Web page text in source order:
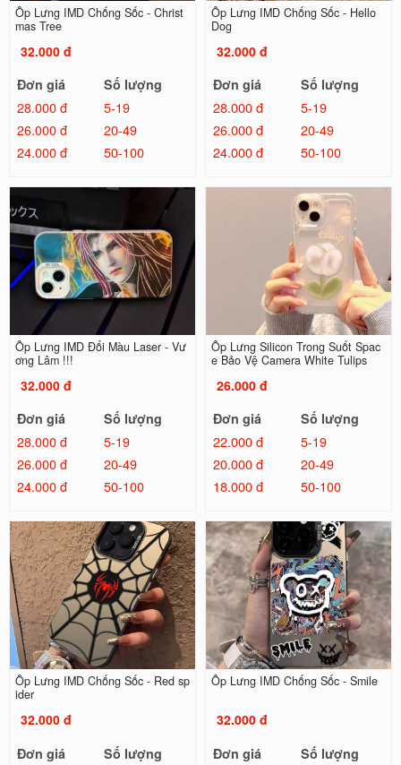
Ốp Lưng IMD Chống Sốc - Christ
mas Tree
32.000 đ
Đơn giá
Số lượng
28.000 đ
5-19
26.000 đ
20-49
24.000 đ
50-100
Ốp Lưng IMD Chống Sốc - Hello
Dog
32.000 đ
Đơn giá
Số lượng
28.000 đ
5-19
26.000 đ
20-49
24.000 đ
50-100
Ốp Lưng IMD Đổi Màu Laser - Vư
ơng Lâm !!!
32.000 đ
Đơn giá
Số lượng
28.000 đ
5-19
26.000 đ
20-49
24.000 đ
50-100
Ốp Lưng Silicon Trong Suốt Spac
e Bảo Vệ Camera White Tulips
26.000 đ
Đơn giá
Số lượng
22.000 đ
5-19
20.000 đ
20-49
18.000 đ
50-100
Ốp Lưng IMD Chống Sốc - Red sp
ider
32.000 đ
Đơn giá
Số lượng
Ốp Lưng IMD Chống Sốc - Smile
32.000 đ
Đơn giá
Số lượng